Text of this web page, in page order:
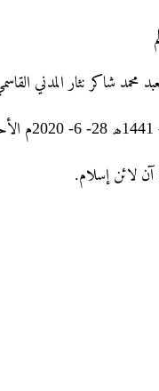
محمد شاکر نثار المدني
آن لائن إسلام.